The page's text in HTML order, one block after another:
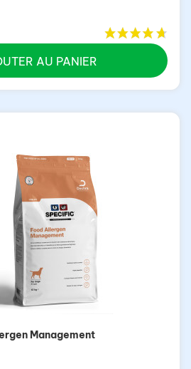
AU PANIER
Management